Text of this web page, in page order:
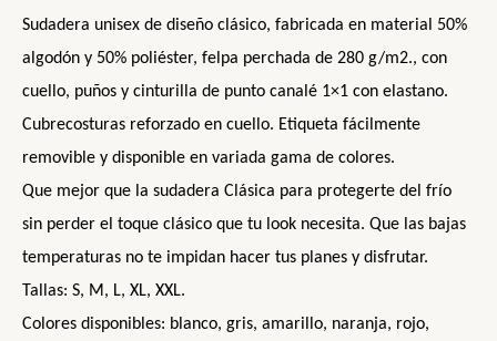
Sudadera unisex de diseño clásico, fabricada en material 50%
algodón y 50% poliéster, felpa perchada de 280 g/m2., con
cuello, puños y cinturilla de punto canalé 1×1 con elastano.
Cubrecosturas reforzado en cuello. Etiqueta fácilmente
removible y disponible en variada gama de colores.
Que mejor que la sudadera Clásica para protegerte del frío
sin perder el toque clásico que tu look necesita. Que las bajas
temperaturas no te impidan hacer tus planes y disfrutar.
Tallas: S, M, L, XL, XXL.
Colores disponibles: blanco, gris, amarillo, naranja, rojo,